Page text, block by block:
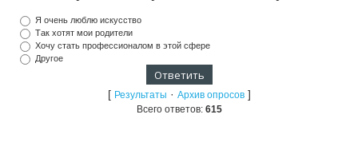
Я очень люблю искусство
Так хотят мои родители
Хочу стать профессионалом в этой сфере
Другое
[ Результаты · Архив опросов]
Всего ответов: 615